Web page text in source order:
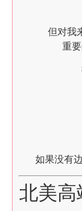
但对我
重
如果没有
北美高